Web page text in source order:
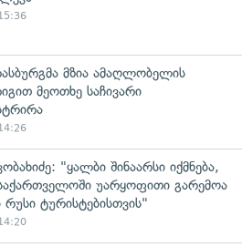
მზია ამაღლობელის
მეოთხე საჩივარი
"ყალბი შინაარსი იქმნება,
უარყოფითი გარემოა
რუსი ტურისტებისთვის"